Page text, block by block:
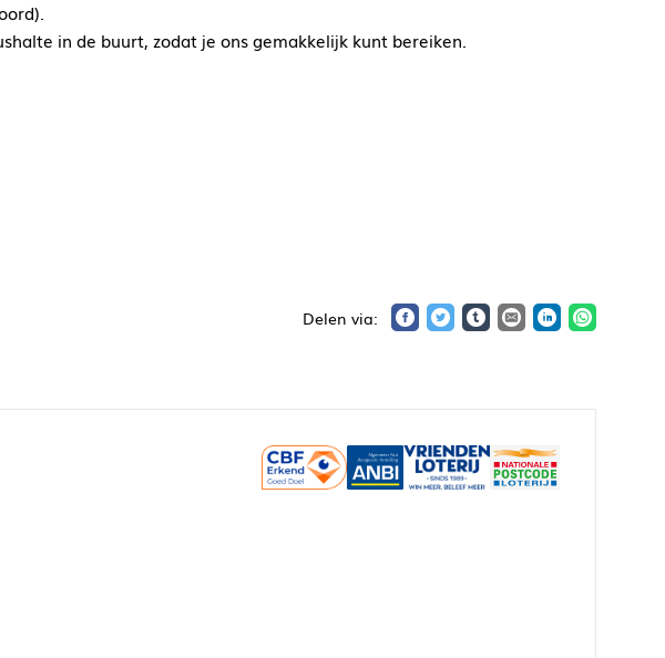
in de buurt, zodat je ons gemakkelijk kunt bereiken.